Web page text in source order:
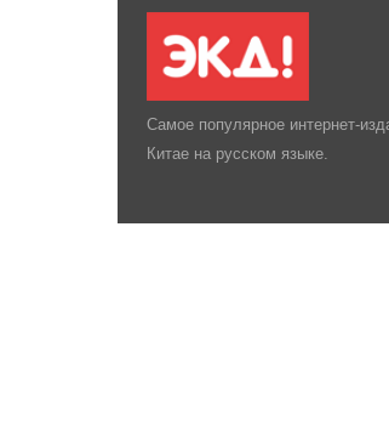
Самое популярное интернет-
Китае на русском языке.